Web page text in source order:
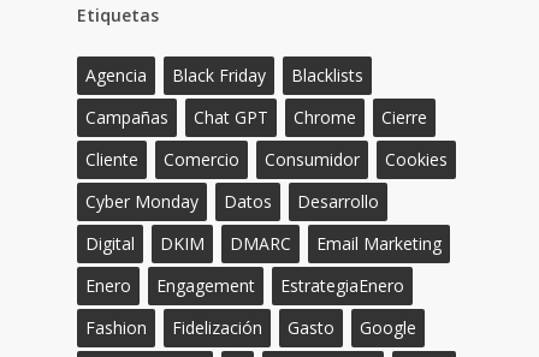
Etiquetas
Agencia Black Friday
Blacklists
Campañas
Chat GPT Chrome
Cierre
Cliente
Comercio Consumidor
Cookies
Cyber Monday
Datos
Desarrollo
Digital
DKIM DMARC
Email Marketing
Enero
Engagement
EstrategiaEnero
Fashion
Fidelización Gasto
Google